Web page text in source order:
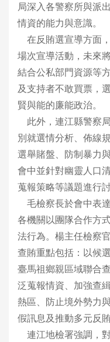
局深入各警察所與派
情資的能力與意識。
在反賄選宣導方面
場次宣導活動，未來
結合公私部門資源等
及支持者不敢買票，
賢與能的廉能政治。
此外，連江縣警察
別就選情分析、佈線
選舉賭盤、防制暴力
會中並針對幽靈人口
蒐報策略等議題進行
毛檢察長於會中表
各機關以團隊合作方
法行為。楊主任檢察
查賄重點包括：以候
臺馬祖鄉親區域聯合
泛蒐報情資、加強查
熱區、防止境外勢力
假訊息及推動多元反
連江地檢署強調，